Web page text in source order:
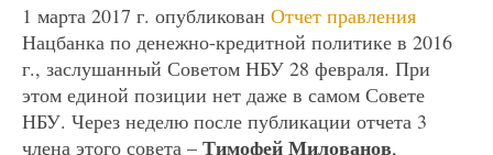
1 марта 2017 г. опубликован Отчет правления
Нацбанка по денежно-кредитной политике в 2016
г., заслушанный Советом НБУ 28 февраля. При
этом единой позиции нет даже в самом Совете
НБУ. Через неделю после публикации отчета 3
члена этого совета – Тимофей Милованов,